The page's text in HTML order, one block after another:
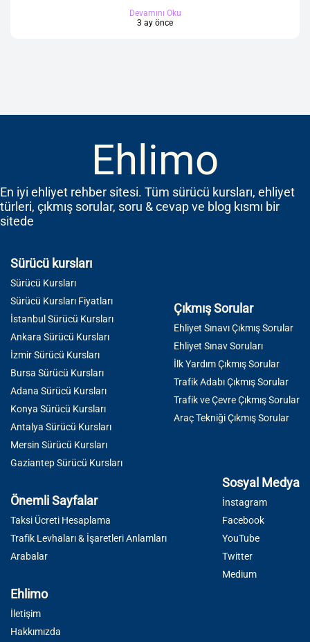
Devamını Oku
3 ay önce
Ehlimo
En iyi ehliyet rehber sitesi. Tüm sürücü kursları, ehliyet
türleri, çıkmış sorular, soru & cevap ve blog kısmı bir
sitede
Sürücü kursları
Sürücü Kursları
Sürücü Kursları Fiyatları
İstanbul Sürücü Kursları
Ankara Sürücü Kursları
İzmir Sürücü Kursları
Bursa Sürücü Kursları
Adana Sürücü Kursları
Konya Sürücü Kursları
Antalya Sürücü Kursları
Mersin Sürücü Kursları
Gaziantep Sürücü Kursları
Çıkmış Sorular
Ehliyet Sınavı Çıkmış Sorular
Ehliyet Sınav Soruları
İlk Yardım Çıkmış Sorular
Trafik Adabı Çıkmış Sorular
Trafik ve Çevre Çıkmış Sorular
Araç Tekniği Çıkmış Sorular
Önemli Sayfalar
Taksi Ücreti Hesaplama
Trafik Levhaları & İşaretleri Anlamları
Arabalar
Sosyal Medya
İnstagram
Facebook
YouTube
Twitter
Medium
Ehlimo
İletişim
Hakkımızda